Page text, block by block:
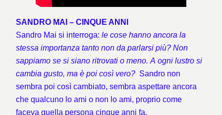
SANDRO MAI – CINQUE ANNI
Sandro Mai si interroga: le cose hanno ancora la
stessa importanza tanto non da parlarsi più? Non
sappiamo se si siano ritrovati o meno. A ogni lustro si
cambia gusto, ma è poi così vero? Sandro non
sembra poi così cambiato, sembra aspettare ancora
che qualcuno lo ami o non lo ami, proprio come
faceva quella persona cinque anni fa.